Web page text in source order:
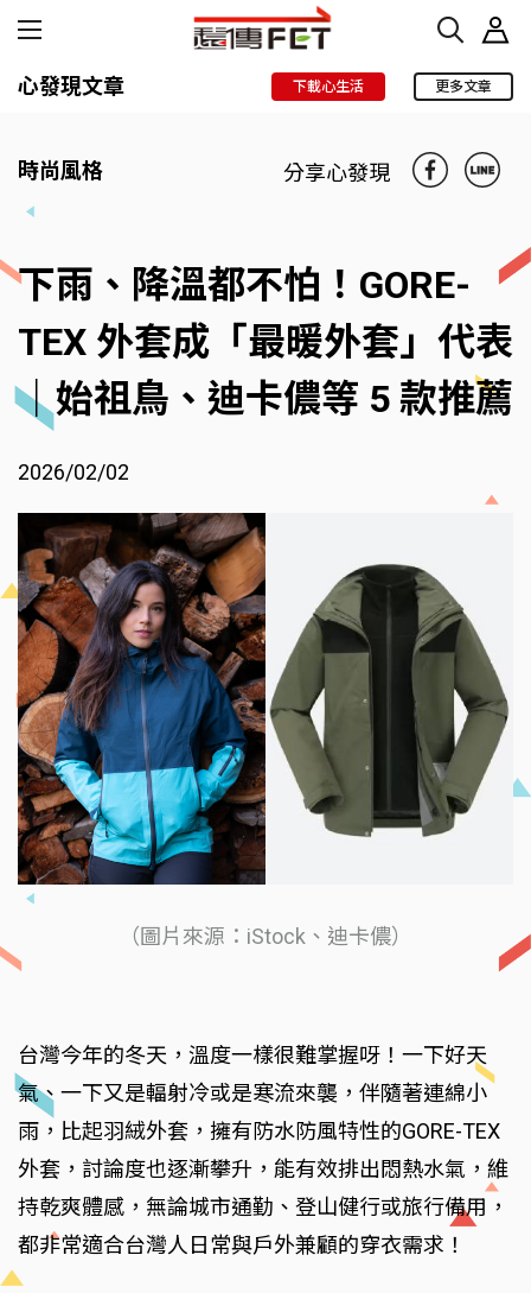
心發現文章 下載心生活 更多文章
時尚風格 分享心發現
下雨、降溫都不怕！GORE-
TEX 外套成「最暖外套」代表
｜始祖鳥、迪卡儂等 5 款推薦
2026/02/02
（圖片來源：iStock、迪卡儂）
台灣今年的冬天，溫度一樣很難掌握呀！一下好天
氣、一下又是輻射冷或是寒流來襲，伴隨著連綿小
雨，比起羽絨外套，擁有防水防風特性的GORE-TEX
外套，討論度也逐漸攀升，能有效排出悶熱水氣，維
持乾爽體感，無論城市通勤、登山健行或旅行備用，
都非常適合台灣人日常與戶外兼顧的穿衣需求！